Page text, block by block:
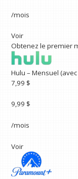
/mois
Voir
Obtenez le premier
Hulu – Mensuel
7,99 $
9,99 $
/mois
Voir